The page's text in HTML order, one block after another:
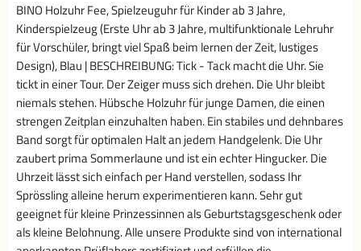
BINO Holzuhr Fee, Spielzeuguhr für Kinder ab 3 Jahre,
Kinderspielzeug (Erste Uhr ab 3 Jahre, multifunktionale Lehruhr
für Vorschüler, bringt viel Spaß beim lernen der Zeit, lustiges
Design), Blau | BESCHREIBUNG: Tick - Tack macht die Uhr. Sie
tickt in einer Tour. Der Zeiger muss sich drehen. Die Uhr bleibt
niemals stehen. Hübsche Holzuhr für junge Damen, die einen
strengen Zeitplan einzuhalten haben. Ein stabiles und dehnbares
Band sorgt für optimalen Halt an jedem Handgelenk. Die Uhr
zaubert prima Sommerlaune und ist ein echter Hingucker. Die
Uhrzeit lässt sich einfach per Hand verstellen, sodass Ihr
Sprössling alleine herum experimentieren kann. Sehr gut
geeignet für kleine Prinzessinnen als Geburtstagsgeschenk oder
als kleine Belohnung. Alle unsere Produkte sind von international